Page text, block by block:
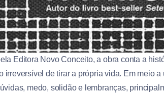
Editora Novo Conceito, a obra conta a
irreversível de tirar a própria vida. Em meio
medo, solidão e lembranças,